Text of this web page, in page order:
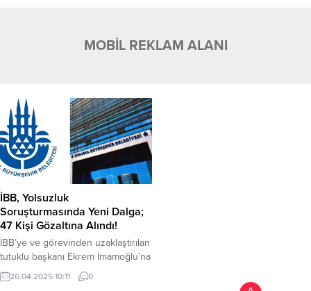
MOBİL REKLAM ALANI
İBB, Yolsuzluk
Soruşturmasında Yeni Dalga;
47 Kişi Gözaltına Alındı!
İBB’ye ve görevinden uzaklaştırılan
tutuklu başkanı Ekrem İmamoğlu’na
yönelik yürütülen yolsuzluk
soruşturmasında yeni dalga.
26.04.2025 10:11 0